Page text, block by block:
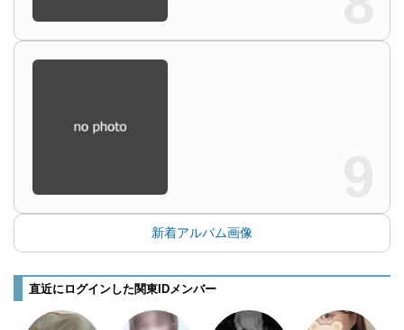
新着アルバム画像
直近にログインした関東IDメンバー